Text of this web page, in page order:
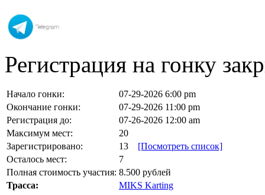
Регистрация на гонку
Начало гонки:
07-29-2026 6:00 pm
Окончание гонки:
07-29-2026 11:00 pm
Регистрация до:
07-26-2026 12:00 am
Максимум мест:
20
Зарегистрировано:
13 [Посмотреть список]
Осталось мест:
7
Полная стоимость участия: 8.500 рублей
Трасса:
MIKS Karting